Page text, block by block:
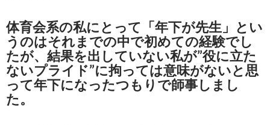
体育会系の私にとって「年下が先生」とい
うのはそれまでの中で初めての経験でし
たが、結果を出していない私が”役に立た
ないプライド”に拘っては意味がないと思
って年下になったつもりで師事しまし
た。